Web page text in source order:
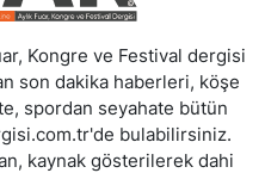
Kongre ve Festival dergisi
son dakika haberleri, köşe
spordan seyahate bütün
bulabilirsiniz.
kaynak gösterilerek dahi